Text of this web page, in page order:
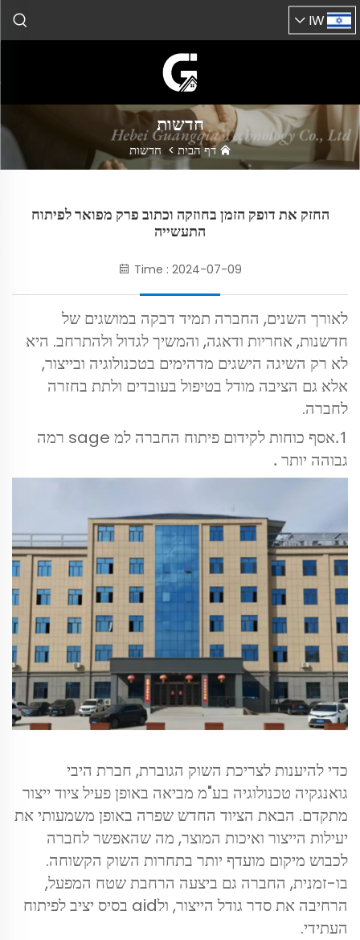
IW
חדשות
דף הבית >חדשות
החזק את דופק הזמן בחוזקה וכתוב פרק מפואר לפיתוח
התעשייה
Time : 2024-07-09
לאורך השנים, החברה תמיד דבקה במושגים של
חדשנות, אחריות ודאגה, והמשיך לגדול ולהתרחב. היא
לא רק השיגה הישגים מדהימים בטכנולוגיה ובייצור,
אלא גם הציבה מודל בטיפול בעובדים ולתת בחזרה
לחברה.
1.
אסף כוחות לקידום פיתוח החברה למ sage רמה
גבוהה יותר .
כדי להיענות לצריכת השוק הגוברת, חברת היבי
גואנגקיה טכנולוגיה בע"מ מביאה באופן פעיל ציוד ייצור
מתקדם. הבאת הציוד החדש שפרה באופן משמעותי את
יעילות הייצור ואיכות המוצר, מה שהאפשר לחברה
לכבוש מיקום מועדף יותר בתחרות השוק הקשוחה.
בו-זמנית, החברה גם ביצעה הרחבת שטח המפעל,
הרחיבה את סדר גודל הייצור, ולaid בסיס יציב לפיתוח
העתידי.